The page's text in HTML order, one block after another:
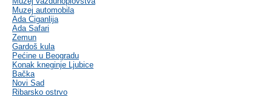
Muzej automobila
Ada Ciganlija
Ada Safari
Zemun
Gardoš kula
Pećine u Beogradu
Konak kneginje Ljubice
Bačka
Novi Sad
Ribarsko ostrvo